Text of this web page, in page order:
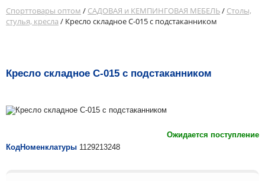
Спорттовары оптом / САДОВАЯ и КЕМПИНГОВАЯ МЕБЕЛЬ/ Столы,
стулья, кресла / Кресло складное C-015 с подстаканником
Кресло складное C-015 с подстаканником
Ожидается поступление
КодНоменклатуры 1129213248